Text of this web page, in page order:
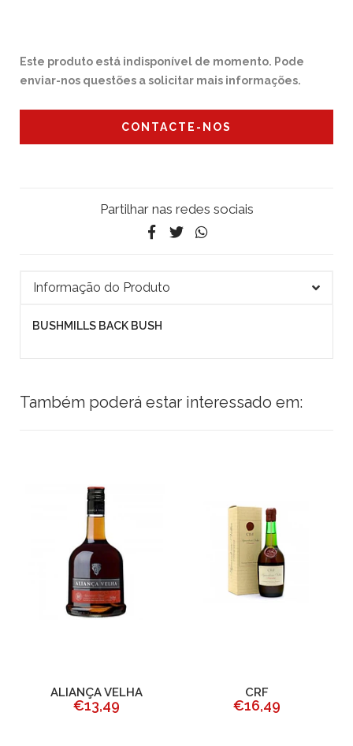
Este produto está indisponível de momento. Pode
enviar-nos questões a solicitar mais informações.
CONTACTE-NOS
Partilhar nas redes sociais
Informação do Produto
BUSHMILLS BACK BUSH
Também poderá estar interessado em:
ALIANÇA VELHA
€13,49
CRF
€16,49